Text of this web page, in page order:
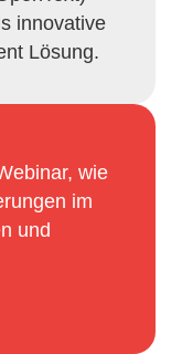
wie
im
und
innovative
Lösung.